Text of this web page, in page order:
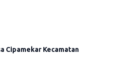
Cipamekar Kecamatan